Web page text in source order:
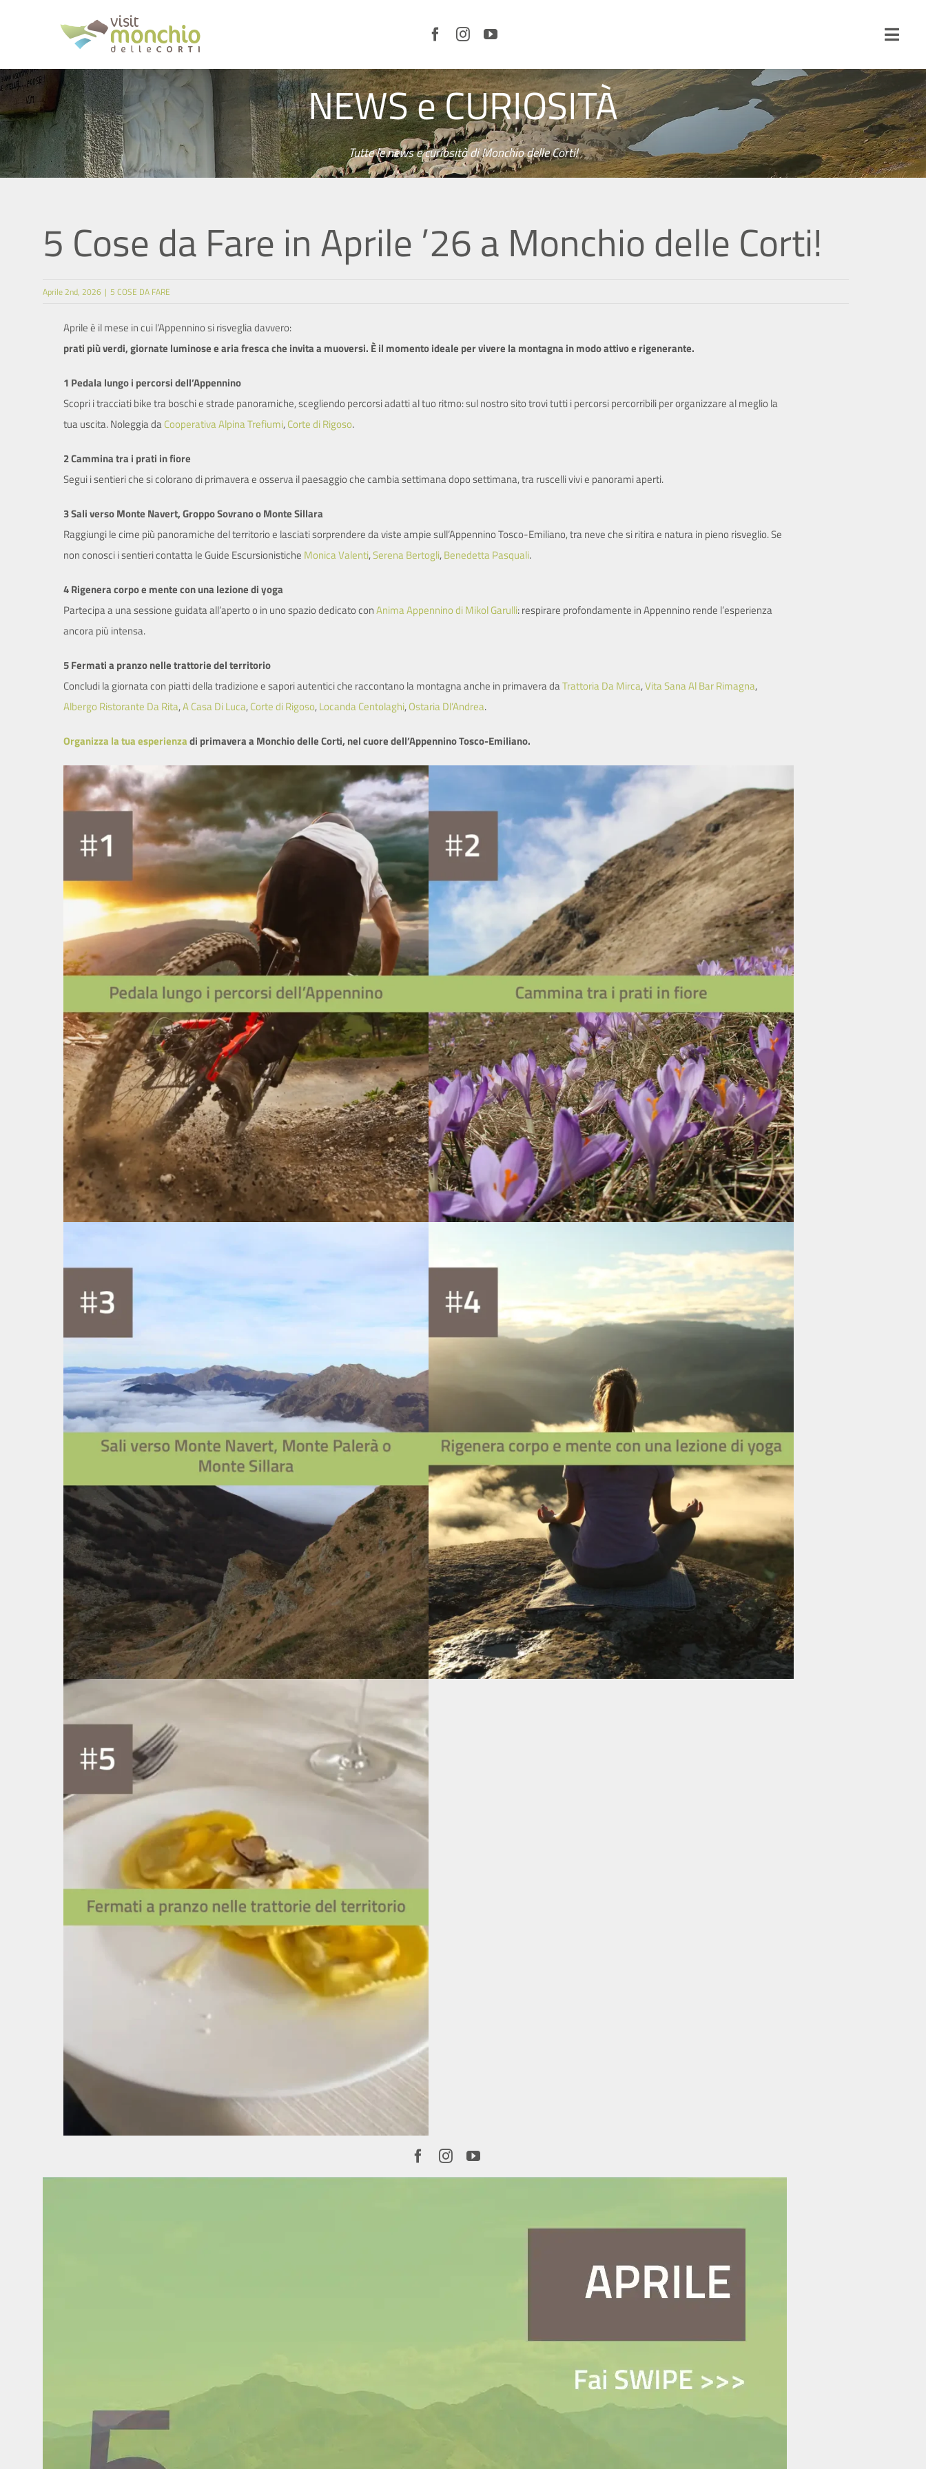
LECORTIE ILTERRITORIO
ORGANIZZALA TUAVISITA
SERVIZI
VIDEO
NEWS e CURIOSITÀ
Tutte le news e curiosità di Monchio delle Corti!
5 Cose da Fare in Aprile ’26 a Monchio delle Corti!
Aprile 2nd, 2026 | 5 COSE DA FARE
Aprile è il mese in cui l’Appennino si risveglia davvero:
prati più verdi, giornate luminose e aria fresca che invita a muoversi. È il momento ideale per vivere la montagna in modo attivo e rigenerante.
1 Pedala lungo i percorsi dell’Appennino
Scopri i tracciati bike tra boschi e strade panoramiche, scegliendo percorsi adatti al tuo ritmo: sul nostro sito trovi tutti i percorsi percorribili per organizzare al meglio la
tua uscita. Noleggia daCooperativa Alpina Trefiumi,Corte di Rigoso.
2 Cammina tra i prati in fiore
Segui i sentieri che si colorano di primavera e osserva il paesaggio che cambia settimana dopo settimana, tra ruscelli vivi e panorami aperti.
3 Sali verso Monte Navert, Groppo Sovrano o Monte Sillara
Raggiungi le cime più panoramiche del territorio e lasciati sorprendere da viste ampie sull’Appennino Tosco-Emiliano, tra neve che si ritira e natura in pieno risveglio. Se
non conosci i sentieri contatta le Guide Escursionistiche Monica Valenti,Serena Bertogli,Benedetta Pasquali.
4 Rigenera corpo e mente con una lezione di yoga
Partecipa a una sessione guidata all’aperto o in uno spazio dedicato conAnima Appennino di Mikol Garulli: respirare profondamente in Appennino rende l’esperienza
ancora più intensa.
5 Fermati a pranzo nelle trattorie del territorio
Concludi la giornata con piatti della tradizione e sapori autentici che raccontano la montagna anche in primavera daTrattoria Da Mirca,Vita Sana Al Bar Rimagna,
Albergo Ristorante Da Rita,A Casa Di Luca,Corte di Rigoso,Locanda Centolaghi,Ostaria Dl’Andrea.
Organizza la tua esperienzadi primavera a Monchio delle Corti, nel cuore dell’Appennino Tosco-Emiliano.